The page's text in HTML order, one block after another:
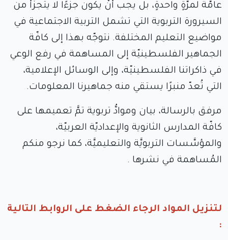
عامَّة لمرَّةٍ واحدةٍ، بل يجب أنْ يكون جزءًا لا يتجزّأ من
السيرورة التربوية التي تشمل التربية الاجتماعية في
مواضيع التعليم المختلفة. نتوجّه بهذا إلى كافّة
الجماهير الفلسطينيّة إلى المساهمة في رفع الوعي
في ذاكراتنا الفلسطينيّة، وإلى الوسائل الإعلامية،
التي تُعدّ منبرًا يستقي منه جماهيرنا المعلومات.
مرفق بالرسالة، بيان وموادُّ تربوية تمَّ تعميمها على
كافّة المدارس الثانوية والإعداديّة العربيّة،
والمؤسَّسات التربويَّة والتعليميَّة، كما نرجو منكم
المُساهمة في نشرها .
لتنزيل المواد الرجاء الضغط على الروابط التالية
: